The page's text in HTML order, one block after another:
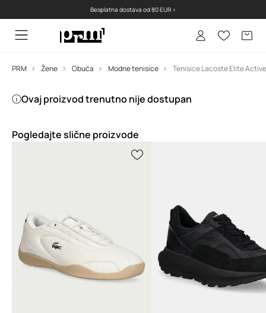
Besplatna dostava od 80 EUR >
PRM Žene Obuća Modne tenisice
Ovaj proizvod trenutno nije dostupan
Pogledajte slične proizvode